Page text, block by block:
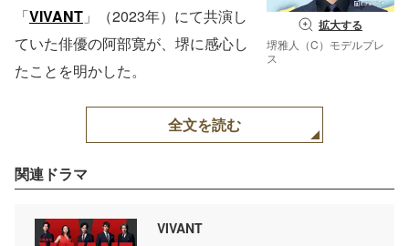
拡大する
堺雅人（C）モデルプレ
ス
「VIVANT 」（2023年）にて共演し
ていた俳優の阿部寛が、堺に感心し
たことを明かした。
全文を読む
関連ドラマ
VIVANT